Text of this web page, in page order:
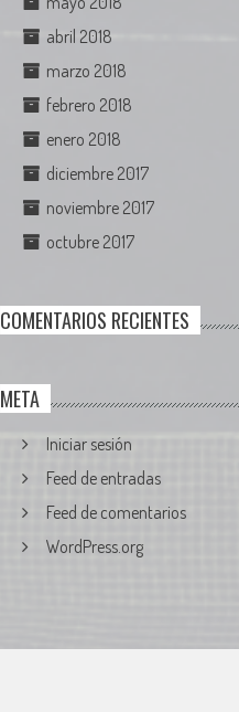
abril 2018
marzo 2018
febrero 2018
enero 2018
diciembre 2017
noviembre 2017
octubre 2017
COMENTARIOS RECIENTES
META
Iniciar sesión
Feed de entradas
Feed de comentarios
WordPress.org